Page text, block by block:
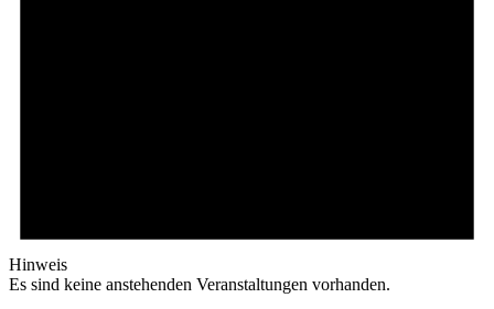
Hinweis
Es sind keine anstehenden Veranstaltungen vorhanden.